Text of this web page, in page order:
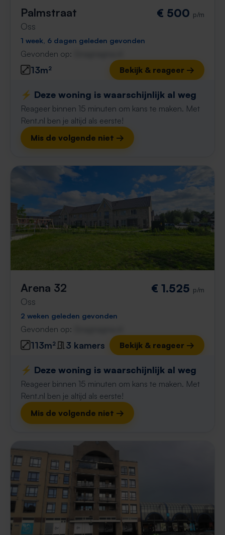
Palmstraat
Oss
€ 500 p/m
1 week, 6 dagen geleden gevonden
Gevonden op:
13m² Bekijk & reageer →
⚡️ Deze woning is waarschijnlijk al weg
Reageer binnen 15 minuten om kans te maken. Met
Rent.nl ben je altijd als eerste!
Mis de volgende niet →
Arena 32
Oss
€ 1.525 p/m
2 weken geleden gevonden
Gevonden op:
113m² 3 kamers Bekijk & reageer →
⚡️ Deze woning is waarschijnlijk al weg
Reageer binnen 15 minuten om kans te maken. Met
Rent.nl ben je altijd als eerste!
Mis de volgende niet →